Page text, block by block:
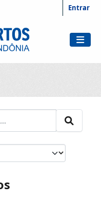
Entrar